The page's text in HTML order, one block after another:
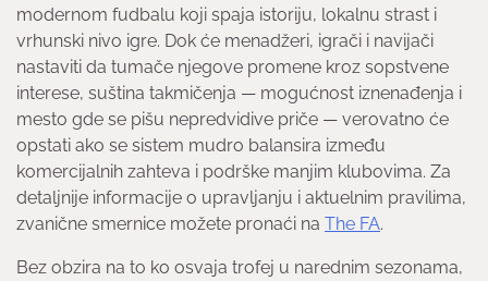
modernom fudbalu koji spaja istoriju, lokalnu strast i
vrhunski nivo igre. Dok će menadžeri, igrači i navijači
nastaviti da tumače njegove promene kroz sopstvene
interese, suština takmičenja — mogućnost iznenađenja i
mesto gde se pišu nepredvidive priče — verovatno će
opstati ako se sistem mudro balansira između
komercijalnih zahteva i podrške manjim klubovima. Za
detaljnije informacije o upravljanju i aktuelnim pravilima,
zvanične smernice možete pronaći na The FA.
Bez obzira na to ko osvaja trofej u narednim sezonama,